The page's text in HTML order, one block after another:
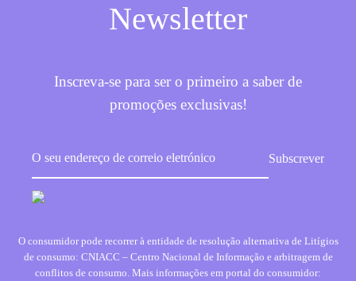
Newsletter
Inscreva-se para ser o primeiro a saber de
promoções exclusivas!
O consumidor pode recorrer à entidade de resolução alternativa de Litígios
de consumo: CNIACC – Centro Nacional de Informação e arbitragem de
conflitos de consumo. Mais informações em portal do consumidor: